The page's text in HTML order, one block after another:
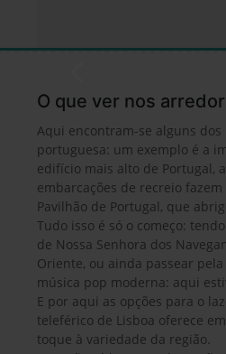
O que ver nos
Aqui encontram-se alguns
portuguesa: um exemplo é a
edifício mais alto de Portugal,
embarcações de recreio
Pavilhão de Portugal, que
Tudo isso é só o começo:
de Nossa Senhora dos
Oriente, ou ainda passear
música pop moderna: aqui
E por aqui as opções para o
teleférico de Lisboa oferece
toque à variedade da região.